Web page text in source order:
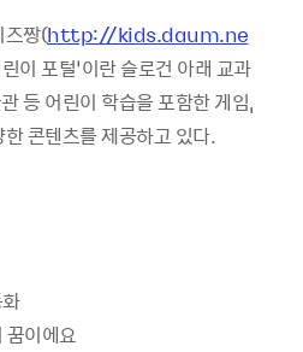
즈짱(http://kids.daum.ne
이 포털’이란 슬로건 아래 교과
등 어린이 학습을 포함한 게임,
콘텐츠를 제공하고 있다.
꿈이에요